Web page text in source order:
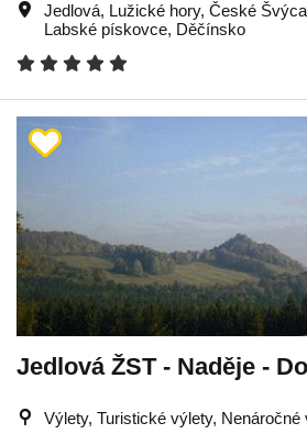
Jedlová, Lužické hory, České
Labské pískovce, Děčínsko
Jedlová ŽST - Naděje -
Výlety, Turistické výlety, Nenáročné